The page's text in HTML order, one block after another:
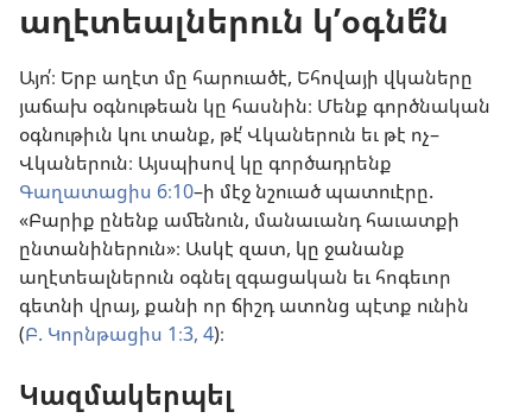
աղէտեալներուն կ’օգնե՞ն
Այո՛։ Երբ աղէտ մը հարուածէ, Եհովայի վկաները
յաճախ օգնութեան կը հասնին։ Մենք գործնական
օգնութիւն կու տանք, թէ՛ Վկաներուն եւ թէ ոչ–
Վկաներուն։ Այսպիսով կը գործադրենք
Գաղատացիս 6։10–ի մէջ նշուած պատուէրը.
«Բարիք ընենք ամենուն, մանաւանդ հաւատքի
ընտանիներուն»։ Ասկէ զատ, կը ջանանք
աղէտեալներուն օգնել զգացական եւ հոգեւոր
գետնի վրայ, քանի որ ճիշդ ատոնց պէտք ունին
(Բ. Կորնթացիս 1։3, 4)։
Կազմակերպել